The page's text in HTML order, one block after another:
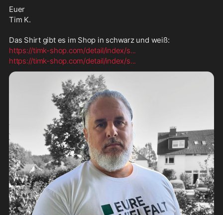
Euer
Tim K.
Das Shirt gibt es im Shop in schwarz und weiß:
https://timk-shop.com/detail/index/s...
https://timk-shop.com/detail/index/s...